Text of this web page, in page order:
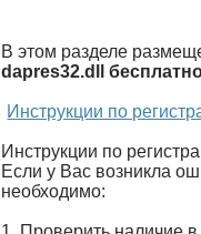
В этом разделе
dapres32.dll
Инструкции по
Инструкции по
Если у Вас возникла
необходимо: